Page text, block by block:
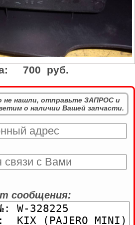
700 руб.
не нашли, отправьте ЗАПРОС и
о наличии Вашей запчасти.
сообщения: